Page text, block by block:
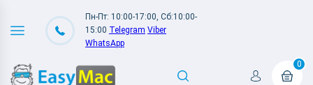
Пн-Пт: 10:00-17:00, Сб:10:00-
15:00 Telegram Viber
WhatsApp
0